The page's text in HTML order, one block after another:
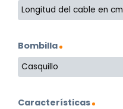
Longitud del cable en cm
Bombilla
Casquillo
Características